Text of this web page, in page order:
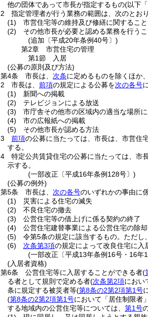
他の団体であって市長が指定するもの(以下
2
指定管理者が行う業務の範囲は、次のとおり
(1)
市営住宅等の維持及び修繕に関すること
(2)
その他市長が必要と認める業務を行うこ
(追加〔平成20年条例40号〕)
第2章
市営住宅の管理
第1節
入居
(公募の原則及び方法)
第4条
市長は、 次条に定めるものを除くほか
2
市長は、 前項の規定による公募を次の各号
(1)
新聞への掲載
(2)
テレビジョンによる放送
(3)
市庁舎その他市の区域内の適当な場所
(4)
市の広報紙への掲載
(5)
その他市長が認める方法
3
前項の公募に当たっては、市長は、市営住
する。
4
特定公共賃貸住宅の公募に当たっては、市
示する。
(一部改正〔平成16年条例128号〕)
(公募の例外)
第5条
市長は、 次の各号のいずれかの事由に
(1)
災害による住宅の滅失
(2)
不良住宅の撤去
(3)
公営住宅等の借上げに係る契約の終了
(4)
公営住宅建替事業による公営住宅の除却
(5)
令第5条の規定に該当するもの。 ただし
(6)
次条第3項の規定によって改良住宅に入
(一部改正〔平成13年条例16号・16
(入居者資格)
第6条
公営住宅等に入居することができる者(
る者として規則で定める者(次条第2項におい
条に規定する被災者等(第8条の2第2項第1号
(第8条の2第2項第1号において「居住制限者
する地域内の公営住宅等については、 第1号